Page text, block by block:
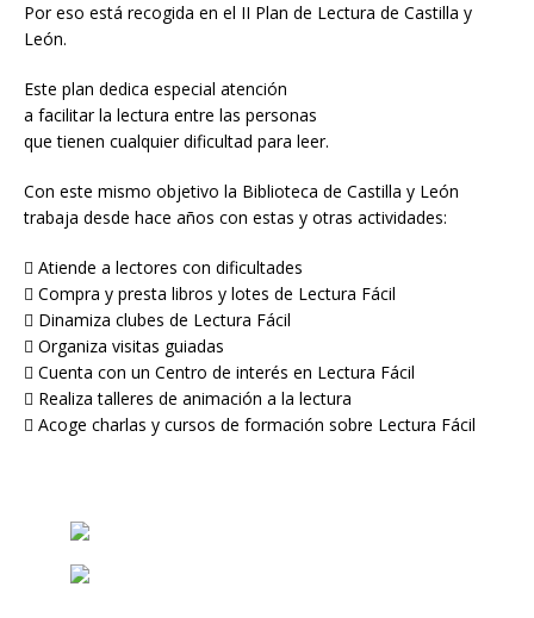
Por eso está recogida en el II Plan de Lectura de Castilla y
León.
Este plan dedica especial atención
a facilitar la lectura entre las personas
que tienen cualquier dificultad para leer.
Con este mismo objetivo la Biblioteca de Castilla y León
trabaja desde hace años con estas y otras actividades:
 Atiende a lectores con dificultades
 Compra y presta libros y lotes de Lectura Fácil
 Dinamiza clubes de Lectura Fácil
 Organiza visitas guiadas
 Cuenta con un Centro de interés en Lectura Fácil
 Realiza talleres de animación a la lectura
 Acoge charlas y cursos de formación sobre Lectura Fácil